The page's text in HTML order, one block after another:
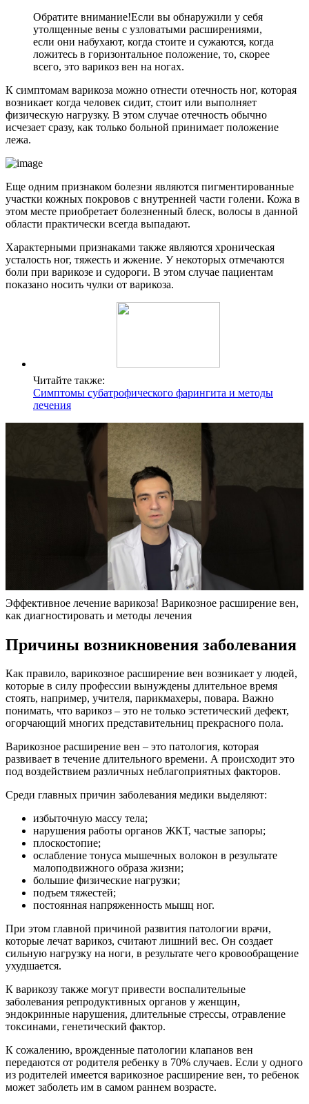
Обратите внимание!Если вы обнаружили у себя
утолщенные вены с узловатыми расширениями,
если они набухают, когда стоите и сужаются, когда
ложитесь в горизонтальное положение, то, скорее
всего, это варикоз вен на ногах.
К симптомам варикоза можно отнести отечность ног, которая
возникает когда человек сидит, стоит или выполняет
физическую нагрузку. В этом случае отечность обычно
исчезает сразу, как только больной принимает положение
лежа.
Еще одним признаком болезни являются пигментированные
участки кожных покровов с внутренней части голени. Кожа в
этом месте приобретает болезненный блеск, волосы в данной
области практически всегда выпадают.
Характерными признаками также являются хроническая
усталость ног, тяжесть и жжение. У некоторых отмечаются
боли при варикозе и судороги. В этом случае пациентам
показано носить чулки от варикоза.
Читайте также:
Симптомы субатрофического фарингита и методы
лечения
Эффективное лечение варикоза! Варикозное расширение вен,
как диагностировать и методы лечения
Причины возникновения заболевания
Как правило, варикозное расширение вен возникает у людей,
которые в силу профессии вынуждены длительное время
стоять, например, учителя, парикмахеры, повара. Важно
понимать, что варикоз – это не только эстетический дефект,
огорчающий многих представительниц прекрасного пола.
Варикозное расширение вен – это патология, которая
развивает в течение длительного времени. А происходит это
под воздействием различных неблагоприятных факторов.
Среди главных причин заболевания медики выделяют:
избыточную массу тела;
нарушения работы органов ЖКТ, частые запоры;
плоскостопие;
ослабление тонуса мышечных волокон в результате
малоподвижного образа жизни;
большие физические нагрузки;
подъем тяжестей;
постоянная напряженность мышц ног.
При этом главной причиной развития патологии врачи,
которые лечат варикоз, считают лишний вес. Он создает
сильную нагрузку на ноги, в результате чего кровообращение
ухудшается.
К варикозу также могут привести воспалительные
заболевания репродуктивных органов у женщин,
эндокринные нарушения, длительные стрессы, отравление
токсинами, генетический фактор.
К сожалению, врожденные патологии клапанов вен
передаются от родителя ребенку в 70% случаев. Если у одного
из родителей имеется варикозное расширение вен, то ребенок
может заболеть им в самом раннем возрасте.